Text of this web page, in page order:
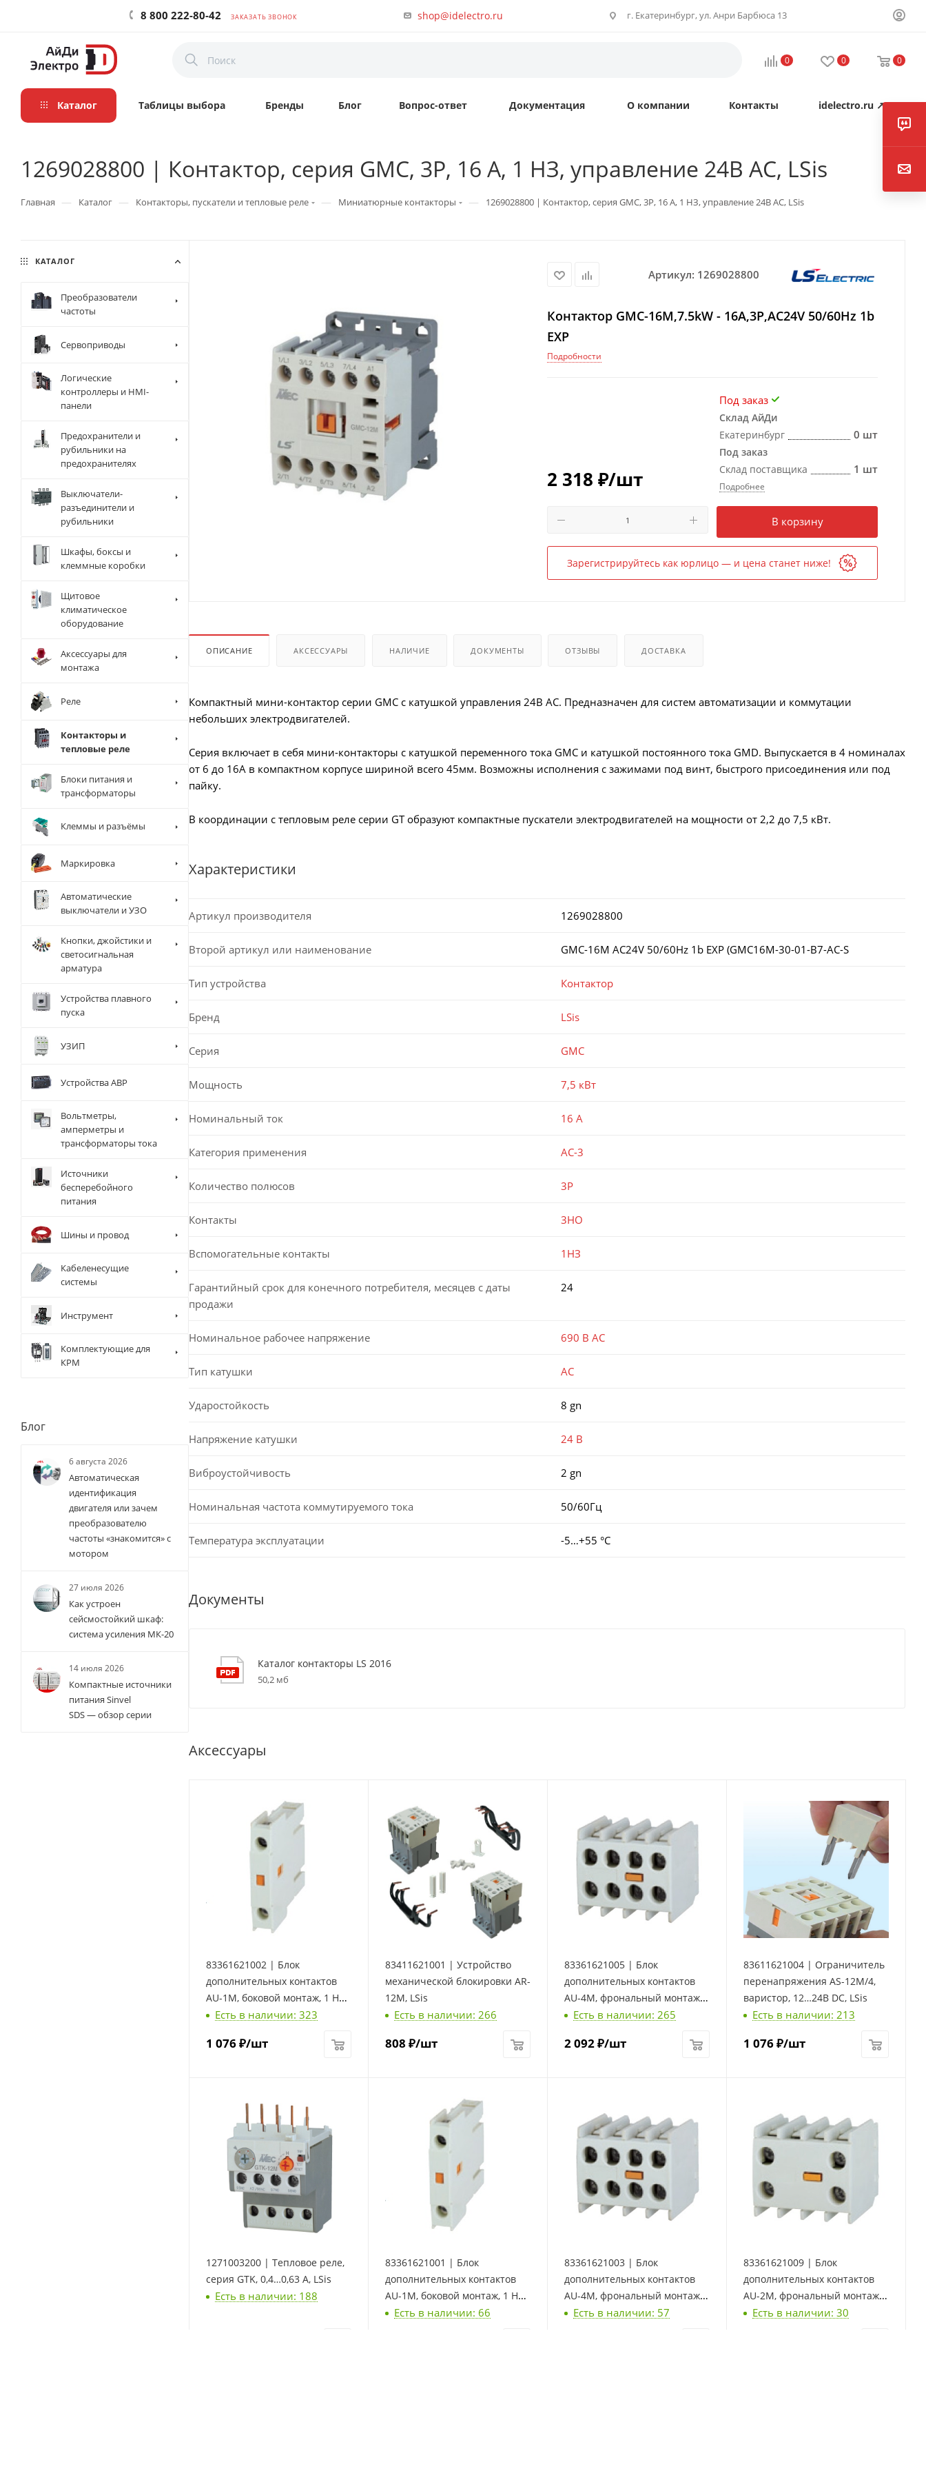
8 800 222-80-42 ЗАКАЗАТЬ ЗВОНОК shop@idelectro.ru г. Екатеринбург, ул. Анри Барбюса 13
0 0 0
Каталог Таблицы выбора Бренды Блог Вопрос-ответ Документация О компании Контакты idelectro.ru ↗
1269028800 | Контактор, серия GMC, 3P, 16 А, 1 НЗ, управление 24В AC, LSis
Главная — Каталог — Контакторы, пускатели и тепловые реле — Миниатюрные контакторы — 1269028800 | Контактор, серия GMC, 3P, 16 А, 1 НЗ, управление 24В AC, LSis
Артикул: 1269028800
Контактор GMC-16M,7.5kW - 16A,3Р,AC24V 50/60Hz 1b
EXP
Подробности
2 318 ₽/шт
Под заказ
Склад АйДи
Екатеринбург
0 шт
Под заказ
Склад поставщика
1 шт
Подробнее
В корзину
Зарегистрируйтесь как юрлицо — и цена станет ниже!
ОПИСАНИЕ АКСЕССУАРЫ НАЛИЧИЕ ДОКУМЕНТЫ ОТЗЫВЫ ДОСТАВКА
Компактный мини-контактор серии GMC с катушкой управления 24В AC. Предназначен для систем автоматизации и коммутации
небольших электродвигателей.
Серия включает в себя мини-контакторы с катушкой переменного тока GMC и катушкой постоянного тока GMD. Выпускается в 4 номиналах
от 6 до 16А в компактном корпусе шириной всего 45мм. Возможны исполнения с зажимами под винт, быстрого присоединения или под
пайку.
В координации с тепловым реле серии GT образуют компактные пускатели электродвигателей на мощности от 2,2 до 7,5 кВт.
Характеристики
Артикул производителя 1269028800
Второй артикул или наименование GMC-16M AC24V 50/60Hz 1b EXP (GMC16M-30-01-B7-AC-S
Тип устройства Контактор
Бренд LSis
Серия GMC
Мощность 7,5 кВт
Номинальный ток 16 А
Категория применения AC-3
Количество полюсов 3P
Контакты 3НО
Вспомогательные контакты 1НЗ
Гарантийный срок для конечного потребителя, месяцев с даты
продажи
24
Номинальное рабочее напряжение 690 В AC
Тип катушки AC
Ударостойкость 8 gn
Напряжение катушки 24 В
Виброустойчивость 2 gn
Номинальная частота коммутируемого тока 50/60Гц
Температура эксплуатации -5…+55 °С
Документы
Каталог контакторы LS 2016
50,2 мб
Аксессуары
83361621002 | Блок
дополнительных контактов
AU-1M, боковой монтаж, 1 НЗ,
LSisЕсть в наличии: 323
1 076₽/шт
83411621001 | Устройство
механической блокировки AR-
12M, LSis
Есть в наличии: 266
808 ₽/шт
83361621005 | Блок
дополнительных контактов
AU-4M, фрональный монтаж,
2 НО + 2 НЗ, LSis
Есть в наличии: 265
2 092₽/шт
83611621004 | Ограничитель
перенапряжения AS-12M/4,
варистор, 12…24В DC, LSis
Есть в наличии: 213
1 076₽/шт
1271003200 | Тепловое реле,
серия GTK, 0,4…0,63 А, LSis
Есть в наличии: 188
83361621001 | Блок
дополнительных контактов
AU-1M, боковой монтаж, 1 НО,
LSisЕсть в наличии: 66
83361621003 | Блок
дополнительных контактов
AU-4M, фрональный монтаж,
4 НО, LSis
Есть в наличии: 57
83361621009 | Блок
дополнительных контактов
AU-2M, фрональный монтаж,
1 НО + 1 НЗ, LSis
Есть в наличии: 30
КАТАЛОГ
Преобразователи
частоты
Сервоприводы
Логические
контроллеры и HMI-
панели
Предохранители и
рубильники на
предохранителях
Выключатели-
разъединители и
рубильники
Шкафы, боксы и
клеммные коробки
Щитовое
климатическое
оборудование
Аксессуары для
монтажа
Реле
Контакторы и
тепловые реле
Блоки питания и
трансформаторы
Клеммы и разъёмы
Маркировка
Автоматические
выключатели и УЗО
Кнопки, джойстики и
светосигнальная
арматура
Устройства плавного
пуска
УЗИП
Устройства АВР
Вольтметры,
амперметры и
трансформаторы тока
Источники
бесперебойного
питания
Шины и провод
Кабеленесущие
системы
Инструмент
Комплектующие для
КРМ
Блог
6 августа 2026
Автоматическая
идентификация
двигателя или зачем
преобразователю
частоты «знакомится» с
мотором
27 июля 2026
Как устроен
сейсмостойкий шкаф:
система усиления МК-20
14 июля 2026
Компактные источники
питания Sinvel
SDS — обзор серии